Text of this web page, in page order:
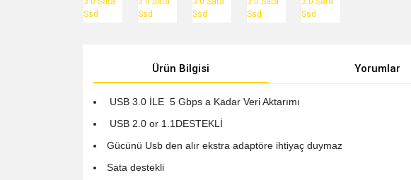
Ürün Bilgisi Yorumlar
USB 3.0 İLE 5 Gbps a Kadar Veri Aktarımı
USB 2.0 or 1.1DESTEKLİ
Gücünü Usb den alır ekstra adaptöre ihtiyaç duymaz
Sata destekli